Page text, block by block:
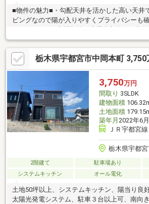
■物件の魅力■・勾配天井を活かした高い天井
ビングなので陽が入りやすくプライバシーも
トリーやWIC、土間収納、小屋裏収納など収
桧家オリジナルキッチン「クチーナグランデ
インも重視したキッチン！他の住宅設備も充
23帖もある広さ！車は3台駐車可能な広いスペ
♪・買物施設、保育園が近くなので子育て家
い住環境♪◆住宅ローン相談実施中◆住宅ロ
問などについて安心して住宅購入できるよう
たします。些細な事でもお気軽にご相談くださ
栃木県宇都宮市中岡本町 3,750
3,750万円
間取り 3SLDK
建物面積
土地面積
築年月 2022年6
ＪＲ宇都宮
栃木県宇都
2階建て 駐車場あり
システムキッチン
オール電化
土地50坪以上、システムキッチン、陽当り良
太陽光発電システム、駐車３台以上可、南向